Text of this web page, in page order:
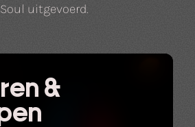
uitgevoerd.
&